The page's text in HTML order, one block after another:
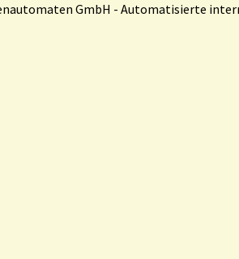
GmbH - Automatisierte